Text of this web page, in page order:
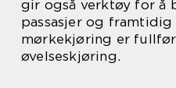
gir også verktøy for å
passasjer og framtidig
mørkekjøring er
øvelseskjøring.